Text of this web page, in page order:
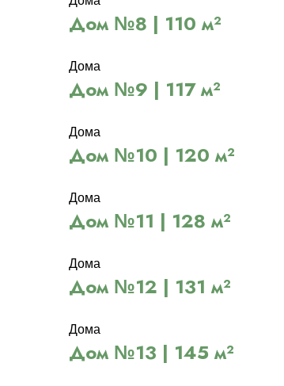
Дом №8 | 110 м²
Дома
Дом №9 | 117 м²
Дома
Дом №10 | 120 м²
Дома
Дом №11 | 128 м²
Дома
Дом №12 | 131 м²
Дома
Дом №13 | 145 м²